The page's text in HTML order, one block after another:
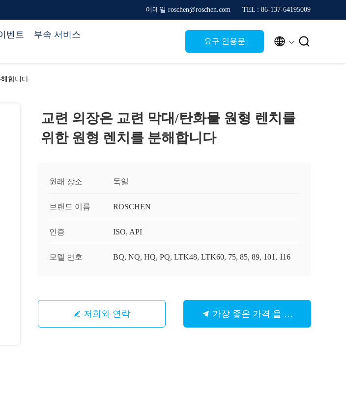
이메일 roschen@roschen.com TEL : 86-137-64195009
벤트 부속 서비스
요구 인용문  
합니다
교련 의장은 교련 막대/탄화물 원형 렌치를
위한 원형 렌치를 분해합니다
원래 장소 독일
브랜드 이름 ROSCHEN
인증 ISO, API
모델 번호 BQ, NQ, HQ, PQ, LTK48, LTK60, 75, 85, 89, 101, 116
저희와 연락 가장 좋은 가격 을 구하라